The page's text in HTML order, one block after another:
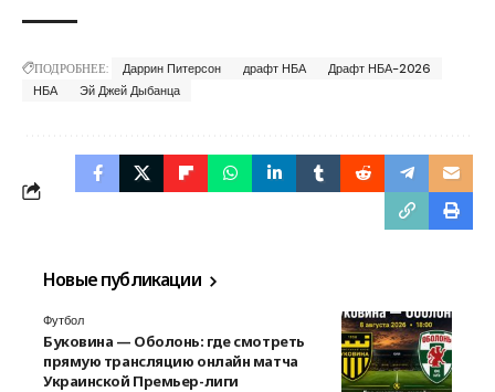
ПОДРОБНЕЕ: Даррин Питерсон драфт НБА
Драфт НБА-2026
НБА
Эй Джей Дыбанца
Новые публикации
Футбол
Буковина — Оболонь: где смотреть
прямую трансляцию онлайн матча
Украинской Премьер-лиги